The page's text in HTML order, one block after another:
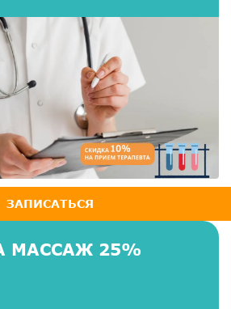
ЗАПИСАТЬСЯ
МАССАЖ 25%